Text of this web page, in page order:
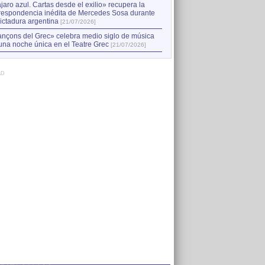
azul. Cartas desde el exilio» recupera la
inédita de Mercedes Sosa durante
argentina [21/07/2026]
del Grec» celebra medio siglo de música
noche única en el Teatre Grec [21/07/2026]